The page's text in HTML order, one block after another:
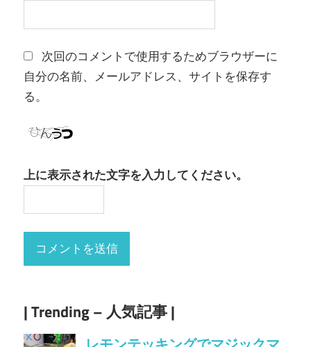
次回のコメントで使用するためブラウザーに
自分の名前、メールアドレス、サイトを保存す
る。
上に表示された文字を入力してください。
| Trending – 人気記事 |